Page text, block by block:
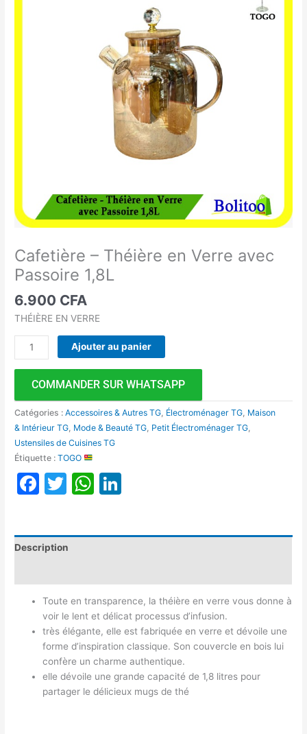
Cafetière – Théière en Verre avec
Passoire 1,8L
6.900 CFA
THÉIÈRE EN VERRE
Ajouter au panier
COMMANDER SUR WHATSAPP
Catégories :Accessoires & Autres TG Électroménager TG Maison
& Intérieur TG Mode & Beauté TG Petit Électroménager TG
Ustensiles de Cuisines TG
Étiquette :TOGO
Facebook
TwitterWhatsApp
Description
Toute en transparence, la théière en verre vous donne à
voir le lent et délicat processus d’infusion.
très élégante, elle est fabriquée en verre et dévoile une
forme d’inspiration classique. Son couvercle en bois lui
confère un charme authentique.
elle dévoile une grande capacité de 1,8 litres pour
partager le délicieux mugs de thé